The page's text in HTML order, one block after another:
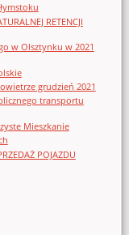
RETENCJI
w Olsztynku w 2021
grudzień 2021
transportu
Mieszkanie
POJAZDU